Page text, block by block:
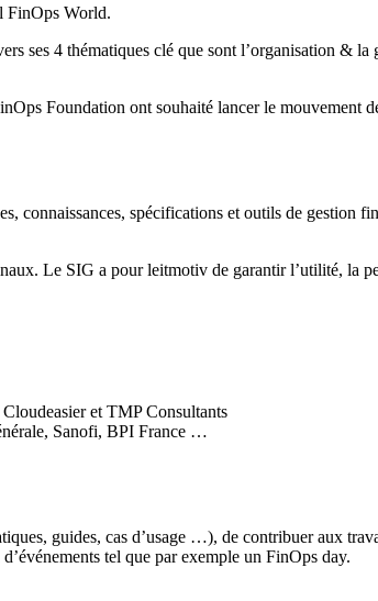
FinOps World.
ses 4 thématiques clé que sont l’organisation & la
Foundation ont souhaité lancer le mouvement
connaissances, spécifications et outils de gestion
Le SIG a pour leitmotiv de garantir l’utilité, la
et TMP Consultants
Sanofi, BPI France …
guides, cas d’usage …), de contribuer aux
tel que par exemple un FinOps day.